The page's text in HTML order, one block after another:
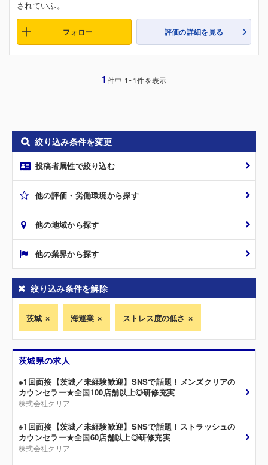
されていふ。
フォロー 評価の詳細を見る
1 件中 1~1件を表示
絞り込み条件を変更
投稿者属性で絞り込む
他の評価・労働環境から探す
他の地域から探す
他の業界から探す
絞り込み条件を解除
茨城 海運業 ストレス度の低さ
茨城県の求人
※1回面接【茨城／未経験歓迎】SNSで話題！メンズクリアの
カウンセラー★全国100店舗以上◎研修充実
株式会社クリア
※1回面接【茨城／未経験歓迎】SNSで話題！ストラッシュの
カウンセラー★全国60店舗以上◎研修充実
株式会社クリア